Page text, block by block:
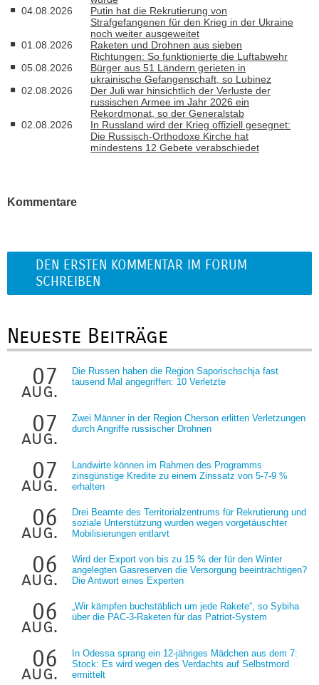
04.08.2026
Putin hat die Rekrutierung von
Strafgefangenen für den Krieg in der Ukraine
noch weiter ausgeweitet
01.08.2026
Raketen und Drohnen aus sieben
Richtungen: So funktionierte die Luftabwehr
05.08.2026
Bürger aus 51 Ländern gerieten in
ukrainische Gefangenschaft, so Lubinez
02.08.2026
Der Juli war hinsichtlich der Verluste der
russischen Armee im Jahr 2026 ein
Rekordmonat, so der Generalstab
02.08.2026
In Russland wird der Krieg offiziell gesegnet:
Die Russisch-Orthodoxe Kirche hat
mindestens 12 Gebete verabschiedet
Kommentare
DEN ERSTEN KOMMENTAR IM FORUM
SCHREIBEN
Neueste Beiträge
07
aug.
Die Russen haben die Region Saporischschja fast
tausend Mal angegriffen: 10 Verletzte
07
aug.
Zwei Männer in der Region Cherson erlitten Verletzungen
durch Angriffe russischer Drohnen
07
aug.
Landwirte können im Rahmen des Programms
zinsgünstige Kredite zu einem Zinssatz von 5-7-9 %
erhalten
06
aug.
Drei Beamte des Territorialzentrums für Rekrutierung und
soziale Unterstützung wurden wegen vorgetäuschter
Mobilisierungen entlarvt
06
aug.
Wird der Export von bis zu 15 % der für den Winter
angelegten Gasreserven die Versorgung beeinträchtigen?
Die Antwort eines Experten
06
aug.
„Wir kämpfen buchstäblich um jede Rakete“, so Sybiha
über die PAC-3-Raketen für das Patriot-System
06
aug.
In Odessa sprang ein 12-jähriges Mädchen aus dem 7:
Stock: Es wird wegen des Verdachts auf Selbstmord
ermittelt